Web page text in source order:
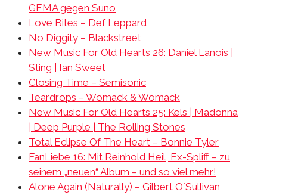
GEMA gegen Suno
Love Bites – Def Leppard
No Diggity – Blackstreet
New Music For Old Hearts 26: Daniel Lanois |
Sting | Ian Sweet
Closing Time – Semisonic
Teardrops – Womack & Womack
New Music For Old Hearts 25: Kels | Madonna
| Deep Purple | The Rolling Stones
Total Eclipse Of The Heart – Bonnie Tyler
FanLiebe 16: Mit Reinhold Heil, Ex-Spliff – zu
seinem „neuen“ Album – und so viel mehr!
Alone Again (Naturally) – Gilbert O´Sullivan